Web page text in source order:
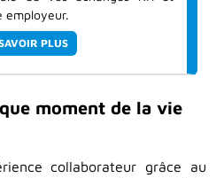
employeur.
PLUS
moment de la vie
collaborateur grâce au